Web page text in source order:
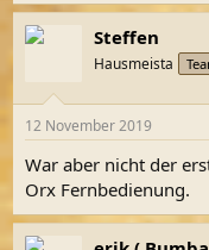
a
k
e
:
Steffen
Hausmeista
12 November 2019
War aber nicht der
Orx Fernbedienung.